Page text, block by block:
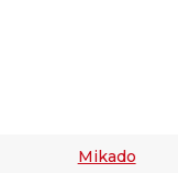
Mikado